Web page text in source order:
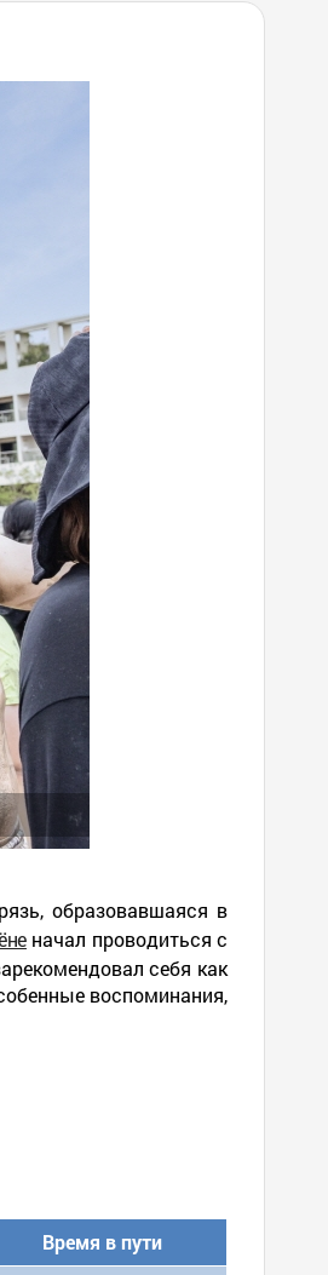
образовавшаяся в
начал проводиться с
себя как
воспоминания,
Время в пути